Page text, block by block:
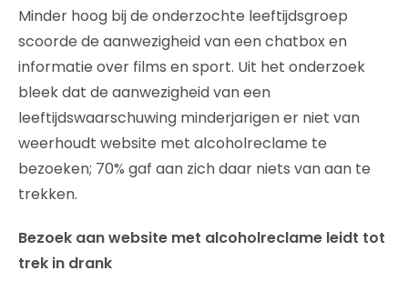
Minder hoog bij de onderzochte leeftijdsgroep
scoorde de aanwezigheid van een chatbox en
informatie over films en sport. Uit het onderzoek
bleek dat de aanwezigheid van een
leeftijdswaarschuwing minderjarigen er niet van
weerhoudt website met alcoholreclame te
bezoeken; 70% gaf aan zich daar niets van aan te
trekken.
Bezoek aan website met alcoholreclame leidt tot
trek in drank